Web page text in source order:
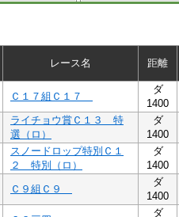
レース名 距離
Ｃ１７組Ｃ１７
ダ
1400
ライチョウ賞Ｃ１３ 特
選（ロ）
ダ
1400
スノードロップ特別Ｃ１
２ 特別（ロ）
ダ
1400
Ｃ９組Ｃ９
ダ
1400
ダ